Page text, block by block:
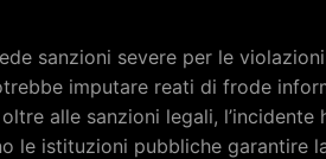
sanzioni severe per le
imputare reati di frode
alle sanzioni legali,
le istituzioni pubbliche garantire